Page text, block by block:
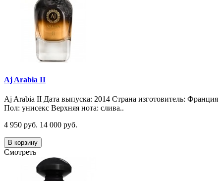
Aj Arabia II
Aj Arabia II Дата выпуска: 2014 Страна изготовитель: Франция
Пол: унисекс Верхняя нота: слива..
4 950 руб. 14 000 руб.
В корзину
Смотреть